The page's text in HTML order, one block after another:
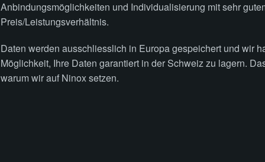
Anbindungsmöglichkeiten und Individualisierung mit sehr
Preis/Leistungsverhältnis.
Daten werden ausschliesslich in Europa gespeichert und wir
Möglichkeit, Ihre Daten garantiert in der Schweiz zu lagern.
warum wir auf Ninox setzen.
Unterdorf 3
6287 Aesch LU Datenschutz|